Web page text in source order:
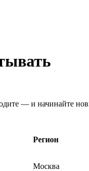
— и начинайте
Регион
Москва